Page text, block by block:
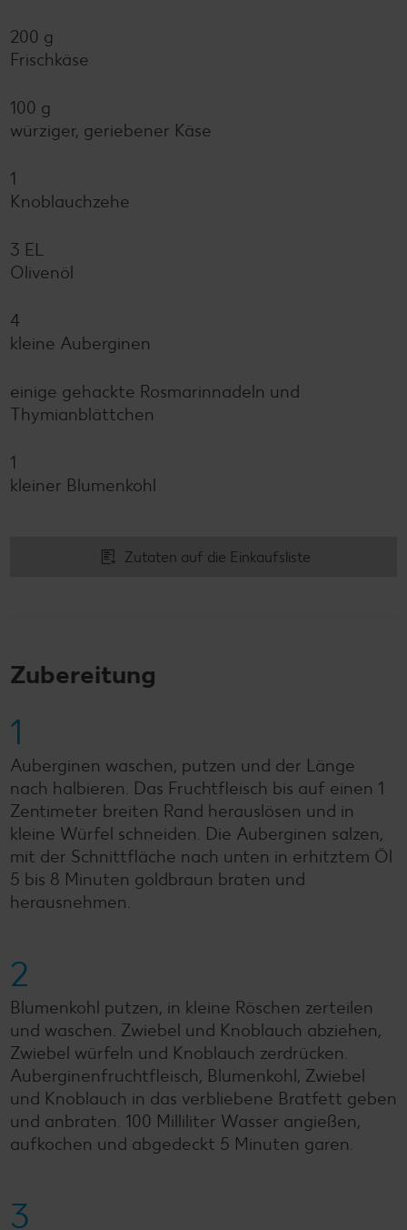
200 g
Frischkäse
100 g
würziger, geriebener Käse
1
Knoblauchzehe
3 EL
Olivenöl
4
kleine Auberginen
einige gehackte Rosmarinnadeln und
Thymianblättchen
1
kleiner Blumenkohl
Zutaten auf die Einkaufsliste
Zubereitung
1
Auberginen waschen, putzen und der Länge
nach halbieren. Das Fruchtfleisch bis auf einen 1
Zentimeter breiten Rand herauslösen und in
kleine Würfel schneiden. Die Auberginen salzen,
mit der Schnittfläche nach unten in erhitztem Öl
5 bis 8 Minuten goldbraun braten und
herausnehmen.
2
Blumenkohl putzen, in kleine Röschen zerteilen
und waschen. Zwiebel und Knoblauch abziehen,
Zwiebel würfeln und Knoblauch zerdrücken.
Auberginenfruchtfleisch, Blumenkohl, Zwiebel
und Knoblauch in das verbliebene Bratfett geben
und anbraten. 100 Milliliter Wasser angießen,
aufkochen und abgedeckt 5 Minuten garen.
3